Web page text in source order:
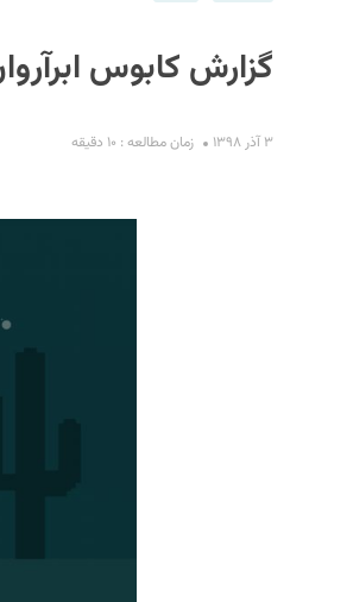
گزارش کابوس ابرآروان
۳ آذر ۱۳۹۸ زمان مطالعه : ۱۰ دقیقه